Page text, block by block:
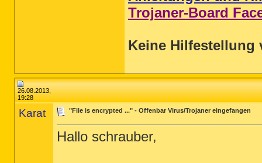
Trojaner-Board
Keine Hilfestellung
26.08.2013,
19:28
Karat "File is encrypted ..." - Offenbar Virus/Trojaner eingefangen
Hallo schrauber,